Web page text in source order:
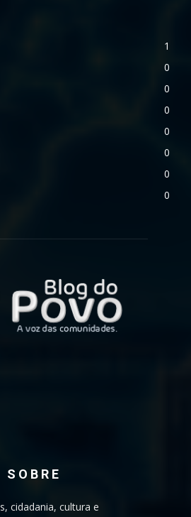
1
0
0
0
0
0
0
0
S O B R E
cidadania, cultura e